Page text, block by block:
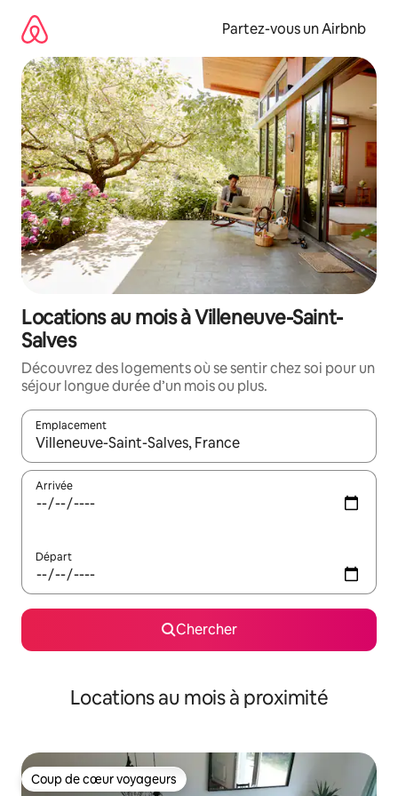
directement
contenu
Partez-vous un Airbnb
Locations au mois à Villeneuve-Saint-
Salves
Découvrez des logements où se sentir chez soi pour un
séjour longue durée d’un mois ou plus.
Emplacement
Quand les résultats sont affichés, parcourez-les en utilisant
Arrivée
Départ
Chercher
Locations au mois à proximité
Coup de cœur voyageurs
Coup de cœur voyageurs